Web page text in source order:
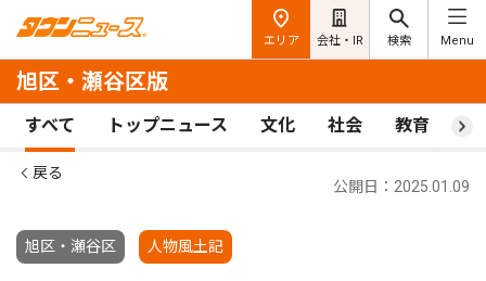
エリア 会社・IR 検索 Menu
旭区・瀬谷区版
すべて トップニュース 文化 社会 教育 ス
戻る
旭区・瀬谷区 人物風土記
公開日：2025.01.09